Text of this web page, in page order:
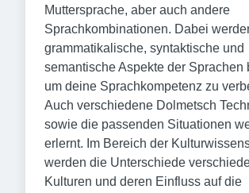
Muttersprache, aber auch andere
Sprachkombinationen. Dabei
grammatikalische, syntaktische und
semantische Aspekte der Sprachen
um deine Sprachkompetenz zu
Auch verschiedene Dolmetsch
sowie die passenden Situationen
erlernt. Im Bereich der
werden die Unterschiede
Kulturen und deren Einfluss auf die